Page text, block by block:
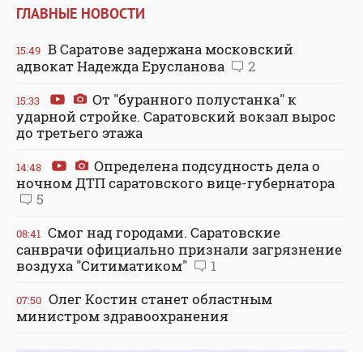
ГЛАВНЫЕ НОВОСТИ
15:49 В Саратове задержана московский
адвокат Надежда Ерусланова
2
15:33
От "буранного полустанка" к
ударной стройке. Саратовский вокзал вырос
до третьего этажа
14:48
Определена подсудность дела о
ночном ДТП саратовского вице-губернатора
5
08:41 Смог над городами. Саратовские
санврачи официально признали загрязнение
воздуха "Ситиматиком"
1
07:50 Олег Костин станет областным
министром здравоохранения